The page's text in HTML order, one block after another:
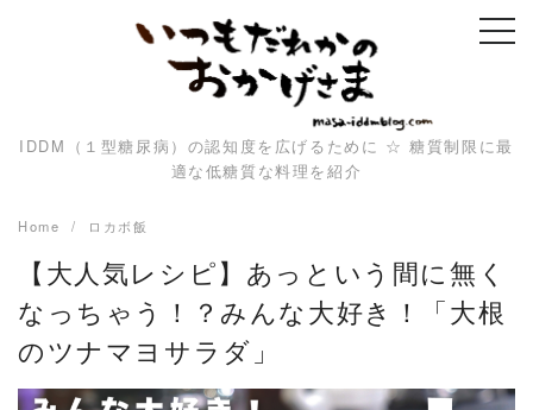
IDDM（１型糖尿病）の認知度を広げるために ☆ 糖質制限に最
適な低糖質な料理を紹介
Home ロカボ飯
【大人気レシピ】あっという間に無く
なっちゃう！？みんな大好き！「大根
のツナマヨサラダ」